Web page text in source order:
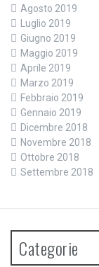
Agosto 2019
Luglio 2019
Giugno 2019
Maggio 2019
Aprile 2019
Marzo 2019
Febbraio 2019
Gennaio 2019
Dicembre 2018
Novembre 2018
Ottobre 2018
Settembre 2018
Categorie